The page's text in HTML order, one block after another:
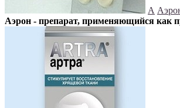
А
Аэрон - препарат, применяющийся как